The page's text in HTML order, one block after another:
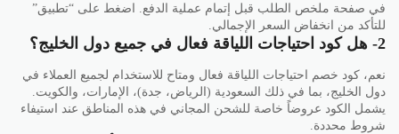
في صفحة ملخص الطلب قبل إتمام عملية الدفع. اضغط على “تطبيق”
للتأكد من انخفاض السعر الإجمالي.
2- هل كود احتياجات اللياقة فعال في جميع دول الخليج؟
نعم، كود خصم احتياجات اللياقة فعال ومتاح للاستخدام لجميع العملاء في
دول الخليج، بما في ذلك السعودية (الرياض، جدة)، الإمارات، والكويت.
يشمل الكود عروضاً خاصة للشحن المجاني في هذه المناطق عند استيفاء
شروط محددة.